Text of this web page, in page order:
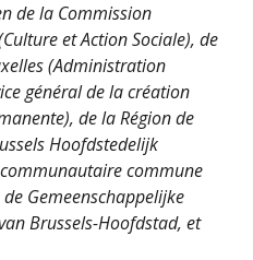
de la Commission
et Action Sociale), de
(Administration
général de la création
de la Région de
Hoofdstedelijk
commune
Gemeenschappelijke
Brussels-Hoofdstad, et